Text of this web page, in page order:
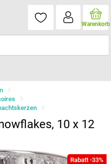
Warenkorb
10 x 12
Rabatt -33%